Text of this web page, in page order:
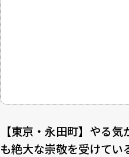
【東京・永田町】やる
も絶大な崇敬を受けてい